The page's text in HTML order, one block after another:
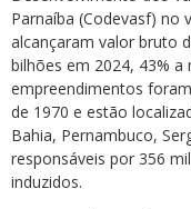
Parnaíba (Codevasf) no
alcançaram valor bruto
bilhões em 2024, 43% a
empreendimentos
de 1970 e estão
Bahia, Pernambuco,
responsáveis por 356
induzidos.